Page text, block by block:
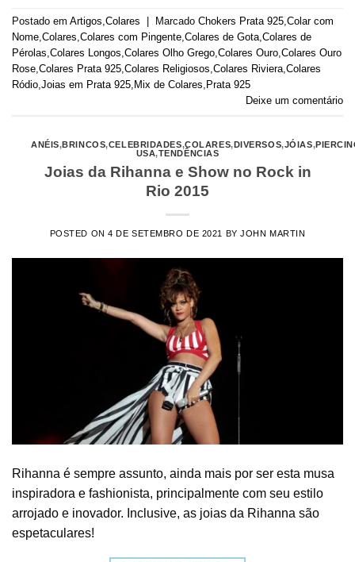
Postado em Artigos,Colares Marcado Chokers Prata 925,Colar com
Nome,Colares,Colares com Pingente,Colares de Gota,Colares de
Pérolas,Colares Longos,Colares Olho Grego,Colares Ouro,Colares Ouro
Rose,Colares Prata 925,Colares Religiosos,Colares Riviera,Colares
Ródio,Joias em Prata 925, Mix de Colares, Prata 925
Deixe um comentário
ANÉIS,BRINCOS,CELEBRIDADES,COLARES,DIVERSOS,JÓIAS,
USA,TENDÊNCIAS
Joias da Rihanna e Show no Rock in
Rio 2015
POSTED ON4 DE SETEMBRO DE 2021 BYJOHN MARTIN
Rihanna é sempre assunto, ainda mais por ser esta musa
inspiradora e fashionista, principalmente com seu estilo
arrojado e inovador. Inclusive, as joias da Rihanna são
espetaculares!